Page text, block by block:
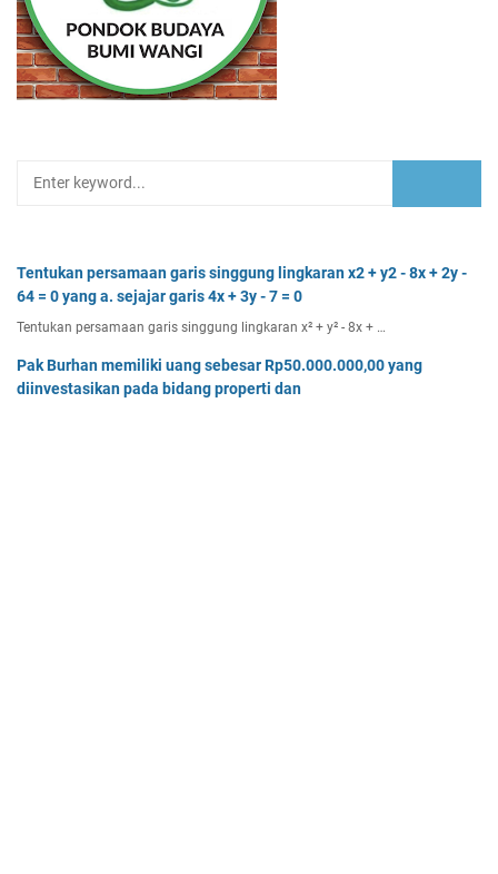
Tentukan persamaan garis singgung lingkaran x2 + y2 - 8x + 2y -
64 = 0 yang a. sejajar garis 4x + 3y - 7 = 0
Tentukan persamaan garis singgung lingkaran x² + y² - 8x + …
Pak Burhan memiliki uang sebesar Rp50.000.000,00 yang
diinvestasikan pada bidang properti dan